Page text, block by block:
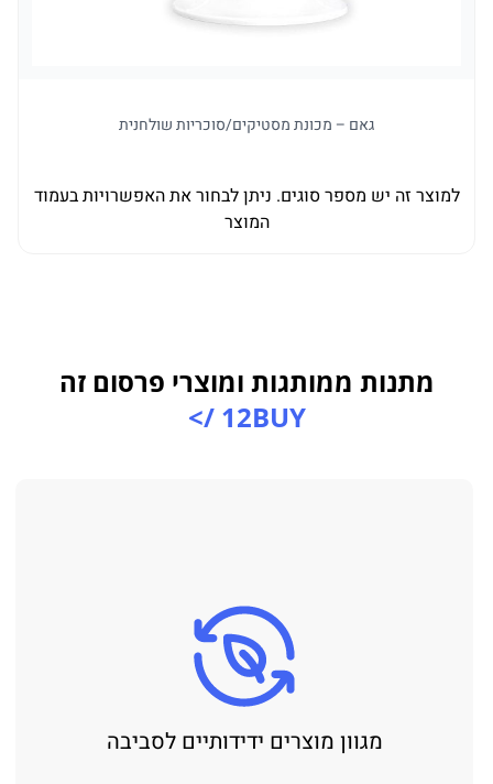
גאם – מכונת מסטיקים/סוכריות שולחנית
למוצר זה יש מספר סוגים. ניתן לבחור את האפשרויות בעמוד
המוצר
מתנות ממותגות ומוצרי פרסום זה
12BUY />
מגוון מוצרים ידידותיים לסביבה